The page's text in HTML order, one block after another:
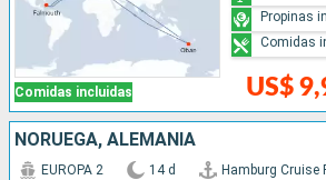
Comidas incluidas US$
Propinas
Comidas
NORUEGA, ALEMANIA
EUROPA 2 14 d Hamburg Cruise